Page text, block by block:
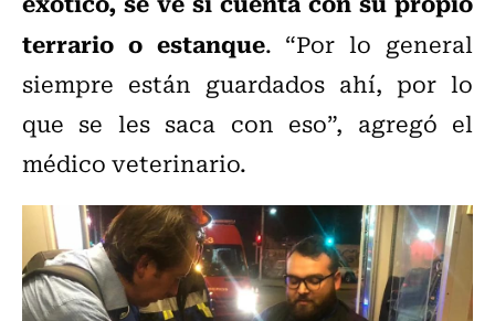
terrario o estanque. “Por lo general
siempre están guardados ahí, por lo
que se les saca con eso”, agregó el
médico veterinario.